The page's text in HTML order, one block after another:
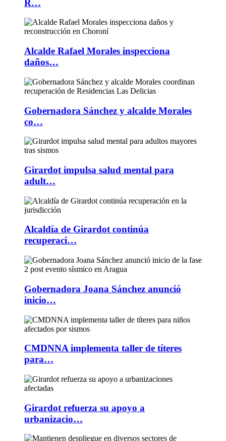
R…
Alcalde Rafael Morales inspecciona
daños…
Gobernadora Sánchez y alcalde Morales
co…
Girardot impulsa salud mental para
adult…
Alcaldía de Girardot continúa
recuperaci…
Gobernadora Joana Sánchez anunció
inicio…
CMDNNA implementa taller de títeres
para…
Girardot refuerza su apoyo a
urbanizacio…